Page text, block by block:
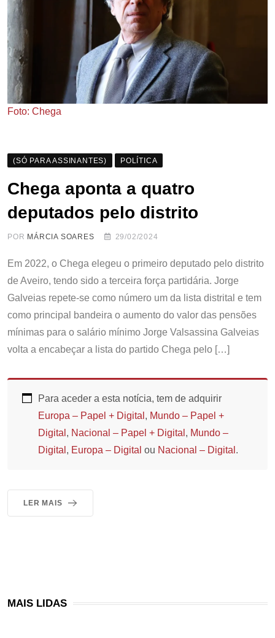
Foto: Chega
(SÓ PARA ASSINANTES) POLÍTICA
Chega aponta a quatro
deputados pelo distrito
POR MÁRCIA SOARES 29/02/2024
Em 2022, o Chega elegeu o primeiro deputado pelo distrito
de Aveiro, tendo sido a terceira força partidária. Jorge
Galveias repete-se como número um da lista distrital e tem
como principal bandeira o aumento do valor das pensões
mínimas para o salário mínimo Jorge Valsassina Galveias
volta a encabeçar a lista do partido Chega pelo […]
Para aceder a esta notícia, tem de adquirir
Europa – Papel + Digital , Mundo – Papel +
Digital , Nacional – Papel + Digital , Mundo –
Digital , Europa – Digital ou Nacional – Digital .
LER MAIS
MAIS LIDAS